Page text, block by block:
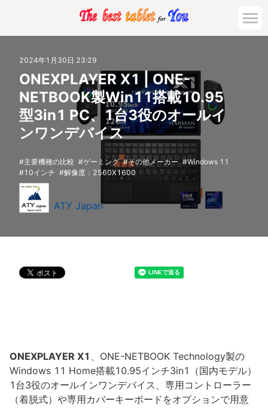
2024年1月30日 23:29
ONEXPLAYER X1 | ONE-
NETBOOK製Win11搭載10.95
型3in1 PC、1台3役のオールイ
ンワンデバイス
主要機種の比較 ゲーミング その他メーカー
Windows 11
10インチ
解像度：2560X1600
ATY Japan
ONEXPLAYER X1 、ONE-NETBOOK Technology製の
Windows 11 Home搭載10.95インチ3in1（国内モデル）
1台3役のオールインワンデバイス、専用コントローラー
（着脱式）や専用カバーキーボードをオプションで用意